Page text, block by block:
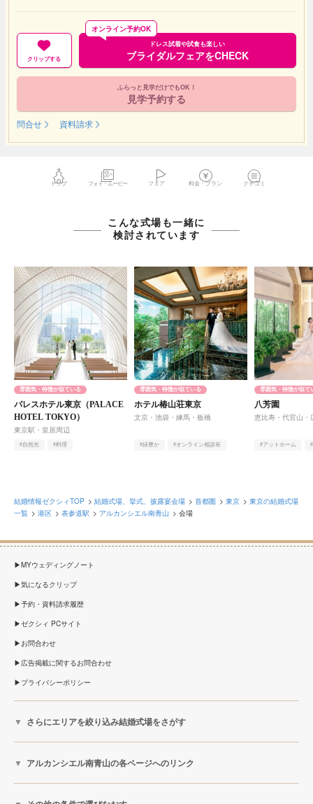
クリップする
ドレス試着や試食も楽しい
ブライダルフェアをCHECK
オンライン予約OK
ふらっと見学だけでもOK！
見学予約する
問合せ 資料請求
トップ フォト・ムービー フェア 料金・プラン クチコミ
こんな式場も一緒に
検討されています
雰囲気・特徴が似ている
パレスホテル東京（PALACE
HOTEL TOKYO）
東京駅・皇居周辺
#自然光
#料理
雰囲気・特徴が似ている
ホテル椿山荘東京
文京・池袋・練馬・板橋
#緑豊か
#オンライン相談有
雰囲気・特徴が似て
八芳園
恵比寿・代官山・
#アットホーム
結婚情報ゼクシィTOP 結婚式場、挙式、披露宴会場 首都圏 東京
東京の結婚式場
一覧
港区 表参道駅 アルカンシエル南青山 会場
MYウェディングノート
気になるクリップ
予約・資料請求履歴
ゼクシィ PCサイト
お問合わせ
広告掲載に関するお問合わせ
プライバシーポリシー
さらにエリアを絞り込み結婚式場をさがす
アルカンシエル南青山の各ページへのリンク